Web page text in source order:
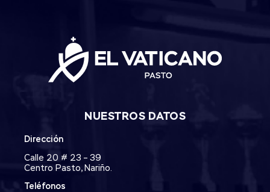
NUESTROS DATOS
Dirección
Calle 20 # 23 – 39
Centro Pasto, Nariño.
Teléfonos